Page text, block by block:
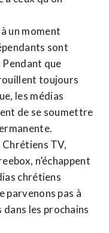
un moment
sont
que
toujours
les médias
de se soumettre
Chrétiens TV,
n’échappent
chrétiens
parvenons pas à
les prochains